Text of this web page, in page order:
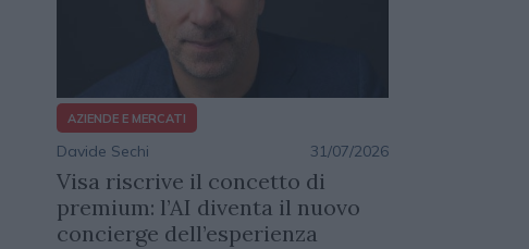
AZIENDE E MERCATI
Davide Sechi 31/07/2026
Visa riscrive il concetto di
premium: l’AI diventa il nuovo
concierge dell’esperienza